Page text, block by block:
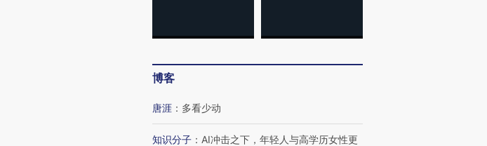
博客
唐涯 ： 多看少动
知识分子 ： AI冲击之下，年轻人与高学历女性更